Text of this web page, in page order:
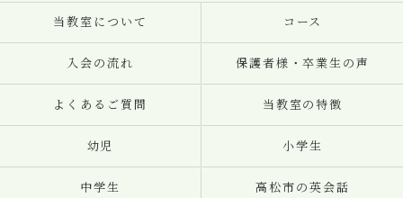
当教室について コース
入会の流れ 保護者様・卒業生の声
よくあるご質問 当教室の特徴
幼児 小学生
中学生 高松市の英会話